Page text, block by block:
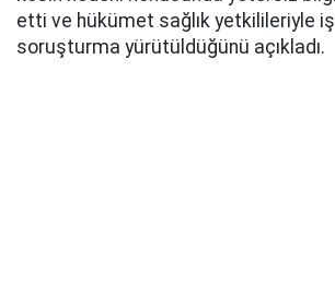
etti ve hükümet sağlık yetkilileriyle
soruşturma yürütüldüğünü açıkladı.